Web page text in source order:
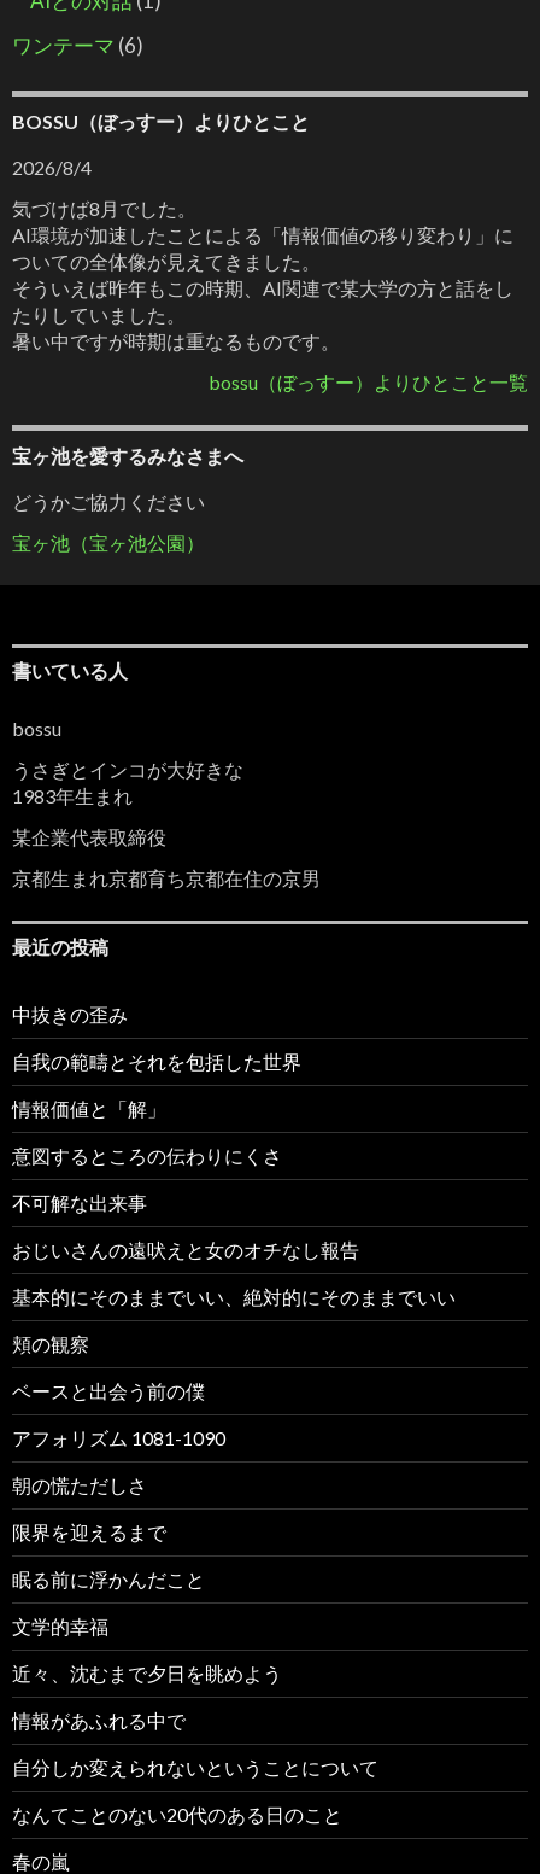
ワンテーマ (6)
BOSSU（ぼっすー）よりひとこと
2026/8/4
気づけば8月でした。
AI環境が加速したことによる「情報価値の移り変わり」に
ついての全体像が見えてきました。
そういえば昨年もこの時期、AI関連で某大学の方と話をし
たりしていました。
暑い中ですが時期は重なるものです。
bossu（ぼっすー）よりひとこと一覧
宝ヶ池を愛するみなさまへ
どうかご協力ください
宝ヶ池（宝ヶ池公園）
書いている人
bossu
うさぎとインコが大好きな
1983年生まれ
某企業代表取締役
京都生まれ京都育ち京都在住の京男
最近の投稿
中抜きの歪み
自我の範疇とそれを包括した世界
情報価値と「解」
意図するところの伝わりにくさ
不可解な出来事
おじいさんの遠吠えと女のオチなし報告
基本的にそのままでいい、絶対的にそのままでいい
頬の観察
ベースと出会う前の僕
アフォリズム 1081-1090
朝の慌ただしさ
限界を迎えるまで
眠る前に浮かんだこと
文学的幸福
近々、沈むまで夕日を眺めよう
情報があふれる中で
自分しか変えられないということについて
なんてことのない20代のある日のこと
春の嵐